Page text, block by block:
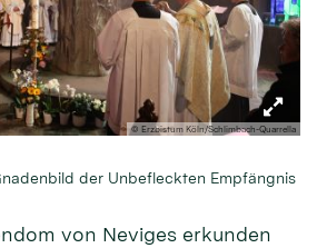
© Erzbistum Köln/Schlimbach-Quarrella
der Unbefleckten Empfängnis
von Neviges erkunden